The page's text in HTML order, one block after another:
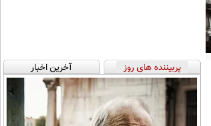
پربیننده های روز آخرین اخبار